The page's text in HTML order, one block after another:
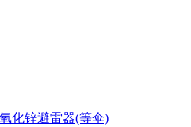
氧化锌避雷器(等伞)